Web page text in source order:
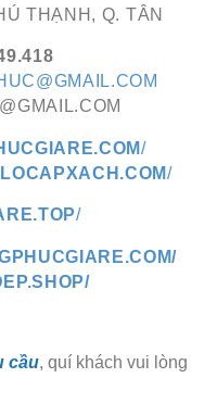
THẠNH, Q. TÂN
/
/
/
cầu, quí khách vui lòng